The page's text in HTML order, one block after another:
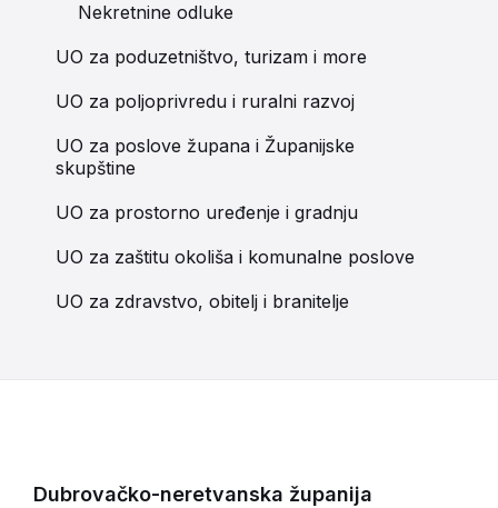
Nekretnine odluke
UO za poduzetništvo, turizam i more
UO za poljoprivredu i ruralni razvoj
UO za poslove župana i Županijske
skupštine
UO za prostorno uređenje i gradnju
UO za zaštitu okoliša i komunalne poslove
UO za zdravstvo, obitelj i branitelje
Dubrovačko-neretvanska županija